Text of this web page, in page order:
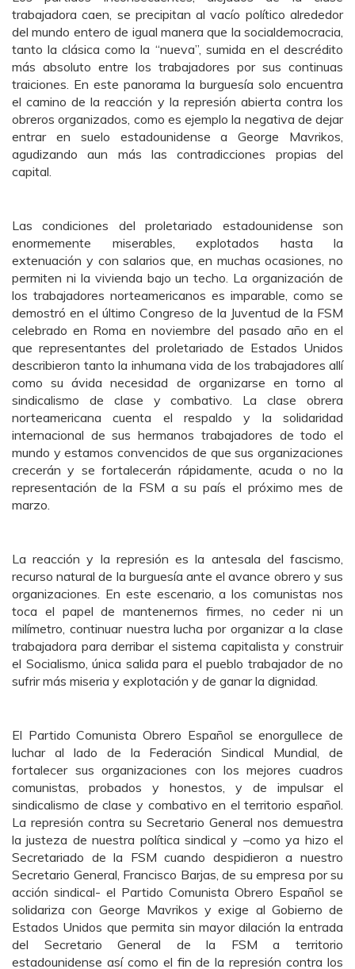
trabajadora caen, se precipitan al vacío político alrededor
del mundo entero de igual manera que la socialdemocracia,
tanto la clásica como la “nueva”, sumida en el descrédito
más absoluto entre los trabajadores por sus continuas
traiciones. En este panorama la burguesía solo encuentra
el camino de la reacción y la represión abierta contra los
obreros organizados, como es ejemplo la negativa de dejar
entrar en suelo estadounidense a George Mavrikos,
agudizando aun más las contradicciones propias del
capital.
Las condiciones del proletariado estadounidense son
enormemente miserables, explotados hasta la
extenuación y con salarios que, en muchas ocasiones, no
permiten ni la vivienda bajo un techo. La organización de
los trabajadores norteamericanos es imparable, como se
demostró en el último Congreso de la Juventud de la FSM
celebrado en Roma en noviembre del pasado año en el
que representantes del proletariado de Estados Unidos
describieron tanto la inhumana vida de los trabajadores allí
como su ávida necesidad de organizarse en torno al
sindicalismo de clase y combativo. La clase obrera
norteamericana cuenta el respaldo y la solidaridad
internacional de sus hermanos trabajadores de todo el
mundo y estamos convencidos de que sus organizaciones
crecerán y se fortalecerán rápidamente, acuda o no la
representación de la FSM a su país el próximo mes de
marzo.
La reacción y la represión es la antesala del fascismo,
recurso natural de la burguesía ante el avance obrero y sus
organizaciones. En este escenario, a los comunistas nos
toca el papel de mantenernos firmes, no ceder ni un
milímetro, continuar nuestra lucha por organizar a la clase
trabajadora para derribar el sistema capitalista y construir
el Socialismo, única salida para el pueblo trabajador de no
sufrir más miseria y explotación y de ganar la dignidad.
El Partido Comunista Obrero Español se enorgullece de
luchar al lado de la Federación Sindical Mundial, de
fortalecer sus organizaciones con los mejores cuadros
comunistas, probados y honestos, y de impulsar el
sindicalismo de clase y combativo en el territorio español.
La represión contra su Secretario General nos demuestra
la justeza de nuestra política sindical y –como ya hizo el
Secretariado de la FSM cuando despidieron a nuestro
Secretario General, Francisco Barjas, de su empresa por su
acción sindical- el Partido Comunista Obrero Español se
solidariza con George Mavrikos y exige al Gobierno de
Estados Unidos que permita sin mayor dilación la entrada
del Secretario General de la FSM a territorio
estadounidense así como el fin de la represión contra los